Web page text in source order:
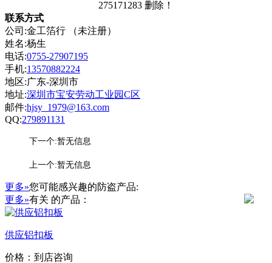
275171283 删除！
联系方式
公司:金工箔行 （未注册）
姓名:杨生
电话:0755-27907195
手机:13570882224
地区:广东-深圳市
地址:深圳市宝安劳动工业园C区
邮件:hjsy_1979@163.com
QQ:279891131
下一个:暂无信息
上一个:暂无信息
更多»您可能感兴趣的防盗产品:
更多»有关 的产品：
供应铝扣板
价格：到店咨询